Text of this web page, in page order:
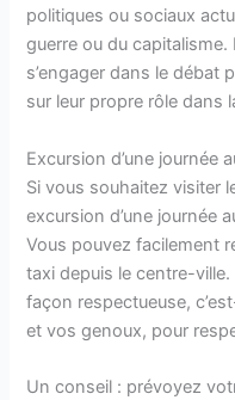
politiques ou sociaux
guerre ou du
s’engager dans le débat
sur leur propre rôle dans
Excursion d’une journée
Si vous souhaitez visiter
excursion d’une journée
Vous pouvez facilement
taxi depuis le centre-ville.
façon respectueuse,
et vos genoux, pour
Un conseil : prévoyez